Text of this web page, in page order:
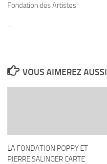
Fondation des Artistes
…
VOUS AIMEREZ
LA FONDATION POPPY ET
PIERRE SALINGER CARTE